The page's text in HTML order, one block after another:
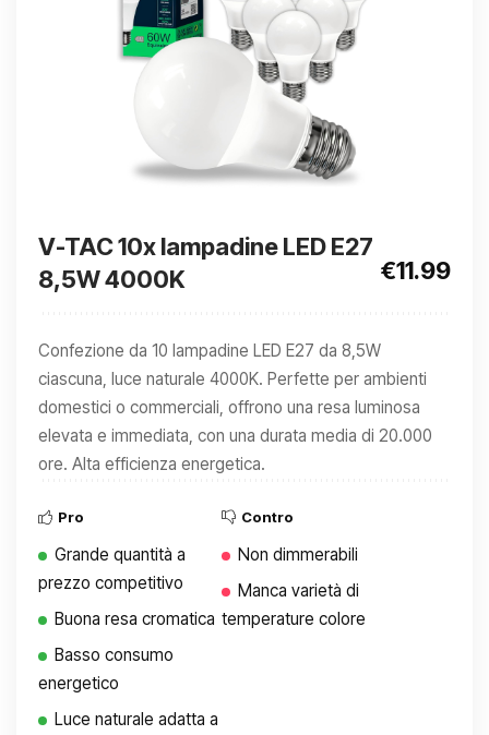
V-TAC 10x lampadine LED E27
8,5W 4000K
€11.99
Confezione da 10 lampadine LED E27 da 8,5W
ciascuna, luce naturale 4000K. Perfette per ambienti
domestici o commerciali, offrono una resa luminosa
elevata e immediata, con una durata media di 20.000
ore. Alta efficienza energetica.
Pro
Grande quantità a
prezzo competitivo
Buona resa cromatica
Basso consumo
energetico
Luce naturale adatta a
Contro
Non dimmerabili
Manca varietà di
temperature colore